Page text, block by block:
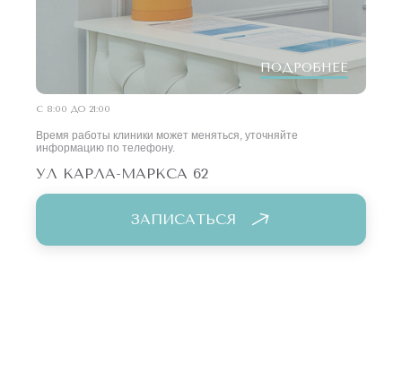
ПОДРОБНЕЕ
С 8:00 ДО 21:00
Время работы клиники может меняться, уточняйте
информацию по телефону.
УЛ КАРЛА-МАРКСА 62
ЗАПИСАТЬСЯ